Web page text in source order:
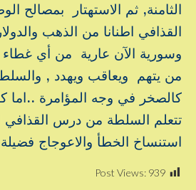
الثامنة, ثم الاستهتار بمصالح
القذافي اطنانا من الذهب
وسورية الآن عارية من أي غطاء
من يتهم ويعاقب ويهدد ,
كالصخر في وجه المؤامرة ..اما
تتعلم السلطة من درس القذافي
استنساخ الخطأ والاعوجاج
Post Views: 939